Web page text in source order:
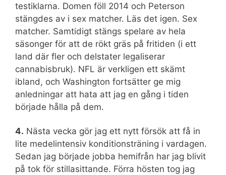
testiklarna. Domen föll 2014 och Peterson
stängdes av i sex matcher. Läs det igen. Sex
matcher. Samtidigt stängs spelare av hela
säsonger för att de rökt gräs på fritiden (i ett
land där fler och delstater legaliserar
cannabisbruk). NFL är verkligen ett skämt
ibland, och Washington fortsätter ge mig
anledningar att hata att jag en gång i tiden
började hålla på dem.
4. Nästa vecka gör jag ett nytt försök att få in
lite medelintensiv konditionsträning i vardagen.
Sedan jag började jobba hemifrån har jag blivit
på tok för stillasittande. Förra hösten tog jag